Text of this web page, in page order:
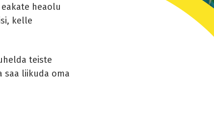
heaolu
kelle
teiste
saa liikuda oma